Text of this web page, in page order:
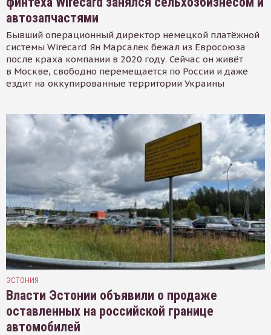
автозапчастями
Бывший операционный директор немецкой платёжной
системы Wirecard Ян Марсалек бежал из Евросоюза
после краха компании в 2020 году. Сейчас он живёт
в Москве, свободно перемещается по России и даже
ездит на оккупированные территории Украины
ЭСТОНИЯ
Власти Эстонии объявили о продаже
оставленных на российской границе
автомобилей